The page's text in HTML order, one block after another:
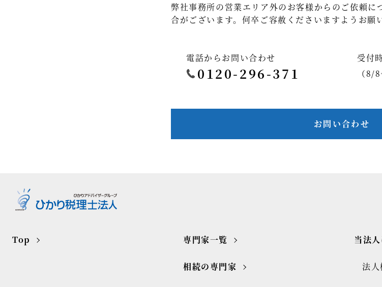
弊社事務所の営業エリア外のお客様からのご依頼に
合がございます。何卒ご容赦くださいますようお願
電話からお問い合わせ
0120-296-371
受付
（8/
お問い合わせ
Top 専門家一覧
相続の専門家
当法
法人